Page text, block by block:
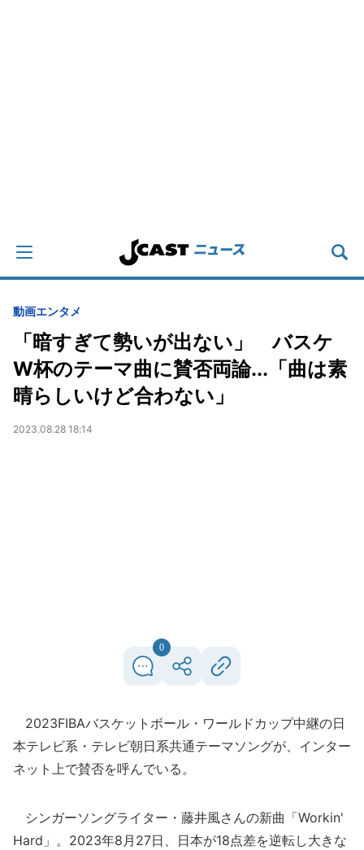
動画エンタメ
「暗すぎて勢いが出ない」 バスケ
W杯のテーマ曲に賛否両論...「曲は素
晴らしいけど合わない」
2023.08.28 18:14
0
2023FIBAバスケットボール・ワールドカップ中継の日
本テレビ系・テレビ朝日系共通テーマソングが、インター
ネット上で賛否を呼んでいる。
シンガーソングライター・藤井風さんの新曲「Workin'
Hard」。2023年8月27日、日本が18点差を逆転し大きな